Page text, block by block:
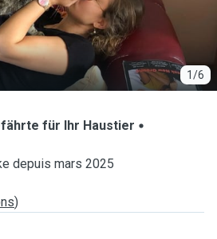
1/6
für Ihr Haustier
depuis mars 2025
)